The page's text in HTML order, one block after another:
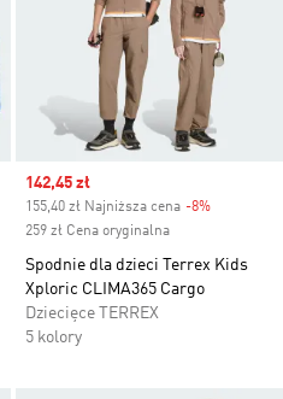
Sale price
142,45 zł
155,40 zł Najniższa cena -8%
259 zł Cena oryginalna
Spodnie dla dzieci Terrex Kids
Xploric CLIMA365 Cargo
Dziecięce TERREX
5 kolory